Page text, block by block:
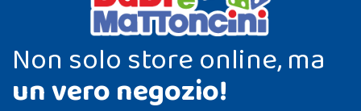
Non solo store online, ma
un vero negozio!